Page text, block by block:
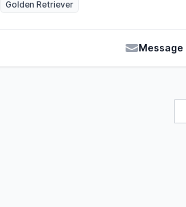
Golden Retriever
Message